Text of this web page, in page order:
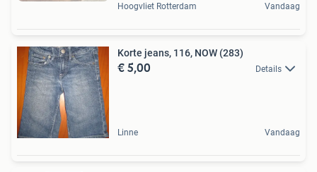
Hoogvliet Rotterdam Vandaag
Korte jeans, 116, NOW (283)
€ 5,00 Details
Linne Vandaag